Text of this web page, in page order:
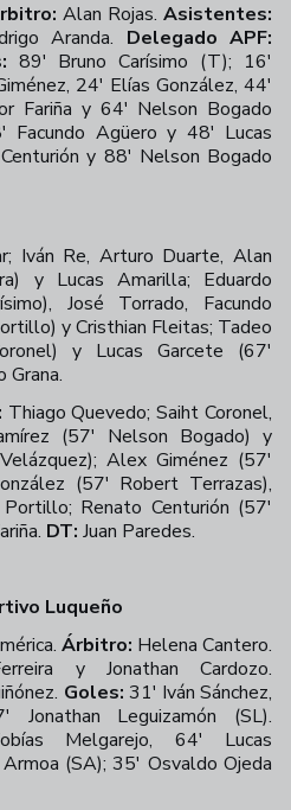
Alan Rojas. Asistentes:
Aranda. Delegado APF:
89' Bruno Carísimo (T); 16'
24' Elías González, 44'
Fariña y 64' Nelson Bogado
Facundo Agüero y 48' Lucas
y 88' Nelson Bogado
Iván Re, Arturo Duarte, Alan
y Lucas Amarilla; Eduardo
José Torrado, Facundo
y Cristhian Fleitas; Tadeo
y Lucas Garcete (67'
Grana.
Thiago Quevedo; Saiht Coronel,
(57' Nelson Bogado) y
Alex Giménez (57'
(57' Robert Terrazas),
Renato Centurión (57'
DT: Juan Paredes.
Luqueño
Árbitro: Helena Cantero.
y Jonathan Cardozo.
Goles: 31' Iván Sánchez,
Leguizamón (SL).
Melgarejo, 64' Lucas
(SA); 35' Osvaldo Ojeda